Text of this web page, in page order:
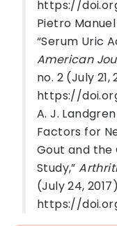
https://
Pietro
“Serum Uric
American
no. 2 (July 21,
https://
A. J.
Factors for
Gout and the
Study,”
(July 24,
https://